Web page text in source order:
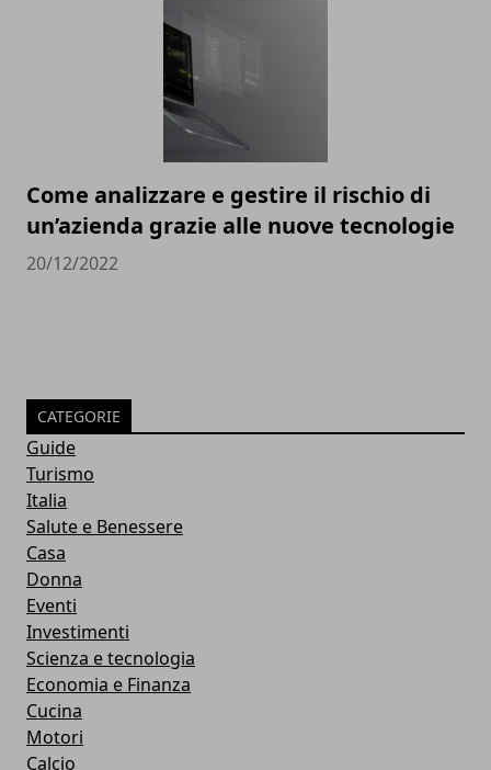
Come analizzare e gestire il rischio di
un’azienda grazie alle nuove tecnologie
20/12/2022
CATEGORIE
Guide
Turismo
Italia
Salute e Benessere
Casa
Donna
Eventi
Investimenti
Scienza e tecnologia
Economia e Finanza
Cucina
Motori
Calcio